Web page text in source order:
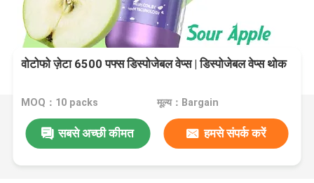
वोटोफो ज़ेटा 6500 पफ्स डिस्पोजेबल वेप्स | डिस्पोजेबल वेप्स थोक
MOQ：10 packs मूल्य：Bargain
सबसे अच्छी कीमत हमसे संपर्क करें